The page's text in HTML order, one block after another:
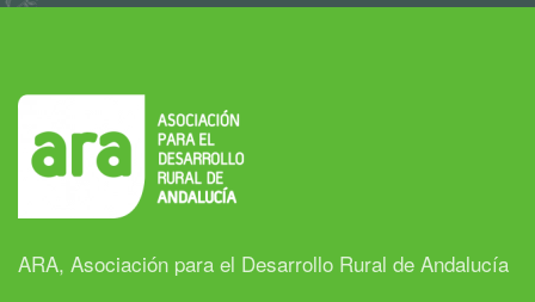
ARA, Asociación para el Desarrollo Rural de Andalucía